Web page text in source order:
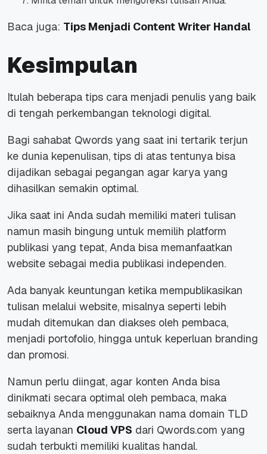
Baca juga: Tips Menjadi Content Writer Handal
Kesimpulan
Itulah beberapa tips cara menjadi penulis yang baik
di tengah perkembangan teknologi digital.
Bagi sahabat Qwords yang saat ini tertarik terjun
ke dunia kepenulisan, tips di atas tentunya bisa
dijadikan sebagai pegangan agar karya yang
dihasilkan semakin optimal.
Jika saat ini Anda sudah memiliki materi tulisan
namun masih bingung untuk memilih platform
publikasi yang tepat, Anda bisa memanfaatkan
website sebagai media publikasi independen.
Ada banyak keuntungan ketika mempublikasikan
tulisan melalui website, misalnya seperti lebih
mudah ditemukan dan diakses oleh pembaca,
menjadi portofolio, hingga untuk keperluan branding
dan promosi.
Namun perlu diingat, agar konten Anda bisa
dinikmati secara optimal oleh pembaca, maka
sebaiknya Anda menggunakan nama domain TLD
serta layanan Cloud VPS dari Qwords.com yang
sudah terbukti memiliki kualitas handal.